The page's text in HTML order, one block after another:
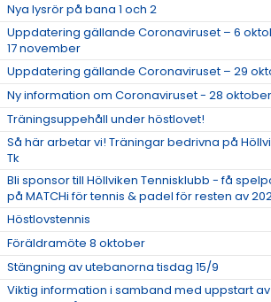
Nya lysrör på bana 1 och 2
Uppdatering gällande Coronaviruset – 6
17 november
Uppdatering gällande Coronaviruset – 29
Ny information om Coronaviruset - 28 oktober
Träningsuppehåll under höstlovet!
Så här arbetar vi! Träningar bedrivna på
Tk
Bli sponsor till Höllviken Tennisklubb - få
på MATCHi för tennis & padel för resten av
Höstlovstennis
Föräldramöte 8 oktober
Stängning av utebanorna tisdag 15/9
Viktig information i samband med uppstart av